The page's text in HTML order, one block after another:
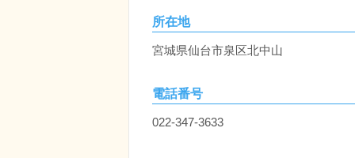
所在地
宮城県仙台市泉区北中山
電話番号
022-347-3633